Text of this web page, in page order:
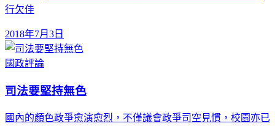
行欠佳
2018年7月3日
國政評論
司法要堅持無色
國內的顏色政爭愈演愈烈，不僅議會政爭司空見慣，校園亦已